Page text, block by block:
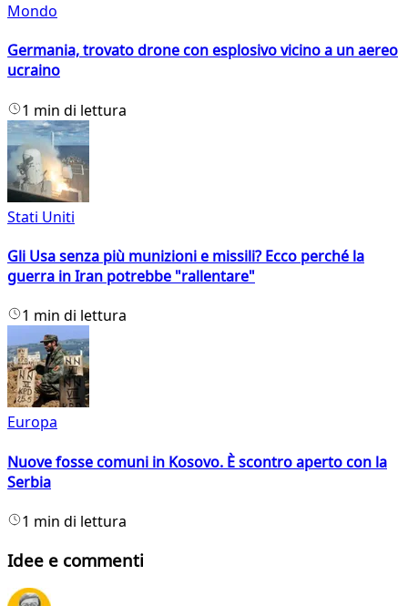
Mondo
Germania, trovato drone con esplosivo vicino a un aereo
ucraino
1 min di lettura
Stati Uniti
Gli Usa senza più munizioni e missili? Ecco perché la
guerra in Iran potrebbe "rallentare"
1 min di lettura
Europa
Nuove fosse comuni in Kosovo. È scontro aperto con la
Serbia
1 min di lettura
Idee e commenti